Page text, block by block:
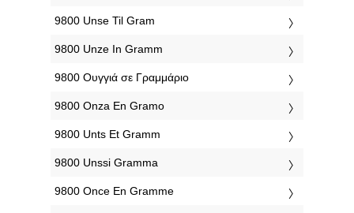
‎9800 Unse Til Gram
‎9800 Unze In Gramm
‎9800 Ουγγιά σε Γραμμάριο
‎9800 Onza En Gramo
‎9800 Unts Et Gramm
‎9800 Unssi Gramma
‎9800 Once En Gramme